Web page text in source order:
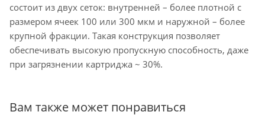
состоит из двух сеток: внутренней – более плотной с
размером ячеек 100 или 300 мкм и наружной – более
крупной фракции. Такая конструкция позволяет
обеспечивать высокую пропускную способность, даже
при загрязнении картриджа ~ 30%.
Вам также может понравиться